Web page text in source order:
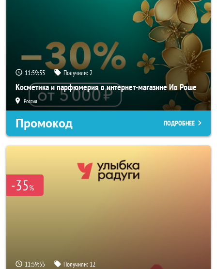
11:59:53 Получили:2
Косметика и парфюмерия в интернет-магазине Ив Роше
Россия
Промокод ПОДРОБНЕЕ
-35%
11:59:53 Получили: 12